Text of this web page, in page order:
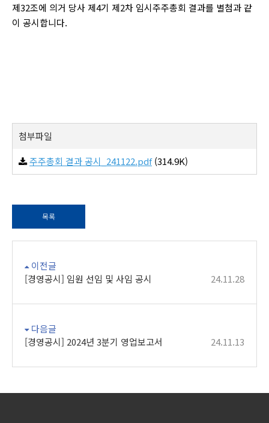
제32조에 의거 당사 제4기 제2차 임시주주총회 결과를 별첨과 같
이 공시합니다.
첨부파일
주주총회 결과 공시_241122.pdf(314.9K)
목록
이전글
[경영공시] 임원 선임 및 사임 공시
24.11.28
다음글
[경영공시] 2024년 3분기 영업보고서
24.11.13